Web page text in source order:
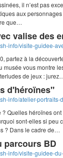
il n’est pas
aux
que…
valise des
info/visite-guidee-
partez à la
musée vous montre
de jeux :
d'héroïnes"
info/atelier-portraits-
Quelles héroïnes
sont-elles si peu
? Dans le cadre de…
parcours BD
info/visite-guidee-